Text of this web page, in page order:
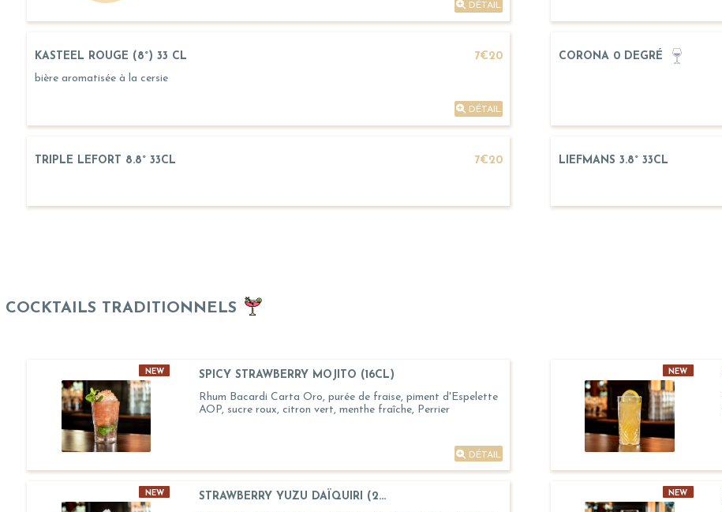
DÉTAIL
KASTEEL ROUGE (8°) 33 CL
7€20
bière aromatisée à la cersie
DÉTAIL
CORONA 0 DEGRÉ
TRIPLE LEFORT 8.8° 33CL 7€20 LIEFMANS 3.8° 33CL
COCKTAILS TRADITIONNELS
NEW
SPICY STRAWBERRY MOJITO (16CL)
Rhum Bacardi Carta Oro, purée de fraise, piment d'Espelette
AOP, sucre roux, citron vert, menthe fraîche, Perrier
DÉTAIL
NEW
NEW
STRAWBERRY YUZU DAÏQUIRI (2...
NEW